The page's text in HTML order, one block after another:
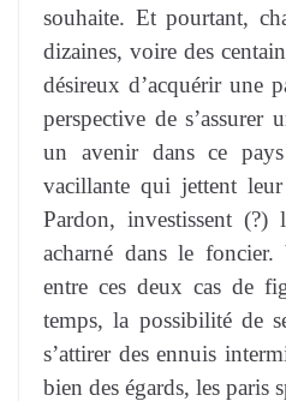
souhaite. Et pourtant,
dizaines, voire des
désireux d’acquérir une
perspective de s’assurer
un avenir dans ce
vacillante qui jettent
Pardon, investissent
acharné dans le
entre ces deux cas de
temps, la possibilité de
s’attirer des ennuis
bien des égards, les